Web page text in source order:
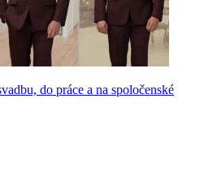
do práce a na spoločenské